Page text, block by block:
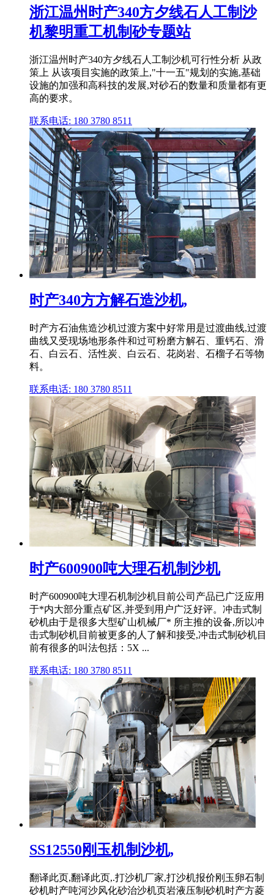
浙江温州时产340方夕线石人工制沙
机黎明重工机制砂专题站
浙江温州时产340方夕线石人工制沙机可行性分析 从政
策上 从该项目实施的政策上,"十一五"规划的实施,基础
设施的加强和高科技的发展,对砂石的数量和质量都有更
高的要求。
联系电话: 180 3780 8511
时产340方方解石造沙机,
时产方石油焦造沙机过渡方案中好常用是过渡曲线,过渡
曲线又受现场地形条件和过可粉磨方解石、重钙石、滑
石、白云石、活性炭、白云石、花岗岩、石榴子石等物
料。
联系电话: 180 3780 8511
时产600900吨大理石机制沙机
时产600900吨大理石机制沙机目前公司产品已广泛应用
于*内大部分重点矿区,并受到用户广泛好评。冲击式制
砂机由于是很多大型矿山机械厂* 所主推的设备,所以冲
击式制砂机目前被更多的人了解和接受,冲击式制砂机目
前有很多的叫法包括：5X ...
联系电话: 180 3780 8511
SS12550刚玉机制沙机,
翻译此页,翻译此页,.打沙机厂家,打沙机报价刚玉卵石制
砂机时产吨河沙风化砂治沙机页岩液压制砂机时产方菱